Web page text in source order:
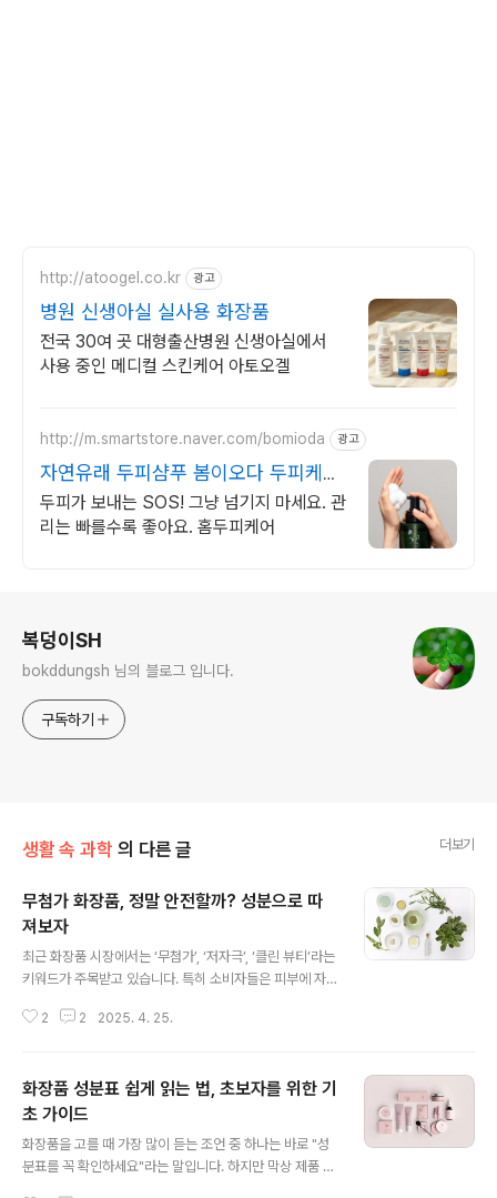
http://atoogel.co.kr 광고
병원 신생아실 실사용 화장품
전국 30여 곳 대형출산병원 신생아실에서
사용 중인 메디컬 스킨케어 아토오겔
http://m.smartstore.naver.com/bomioda 광고
자연유래 두피샴푸 봄이오다 두피케어
10년연속 빅파워샵
두피가 보내는 SOS! 그냥 넘기지 마세요. 관
리는 빠를수록 좋아요. 홈두피케어
복덩이SH
bokddungsh 님의 블로그 입니다.
구독하기
생활 속 과학 의 다른 글 더보기
무첨가 화장품, 정말 안전할까? 성분으로 따
져보자
최근 화장품 시장에서는 ‘무첨가’, ‘저자극’, ‘클린 뷰티’라는
키워드가 주목받고 있습니다. 특히 소비자들은 피부에 자
첨가 화장품’을 선택하는 경우가 많습니다. 하지만 무첨가
확히 무엇을 뜻할까?화장품에 쓰이는 ‘무첨가’라는 용어는
법적으로 엄격히 정의되어 있지 않습니다. 즉, 제조사가 어
떤 성분을 넣지 않았다는 의미로 자체적으로 사용하고 있
으며, 이는 마케팅 용어에 가깝습니다. 예를 들어 ‘파라벤
무첨가’, ‘합성향료 무첨가’, ‘색소 무첨가’ 등 특정 성분을
2 2 2025. 4. 25.
화장품 성분표 쉽게 읽는 법, 초보자를 위한 기
초 가이드
화장품을 고를 때 가장 많이 듣는 조언 중 하나는 바로 "성
분표를 꼭 확인하세요"라는 말입니다. 하지만 막상 제품 뒷